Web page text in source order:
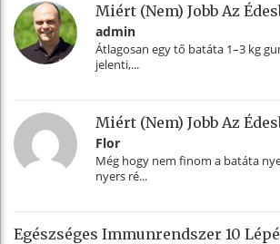
Miért (nem) Jobb Az
admin
Átlagosan egy tő batáta 1–3 kg
jelenti,...
Miért (nem) Jobb Az
Flor
Még hogy nem finom a batáta
nyers ré...
Egészséges Immunrendszer 10